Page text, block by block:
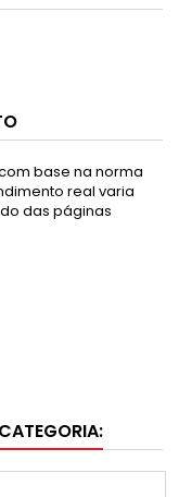
base na norma
real varia
das páginas